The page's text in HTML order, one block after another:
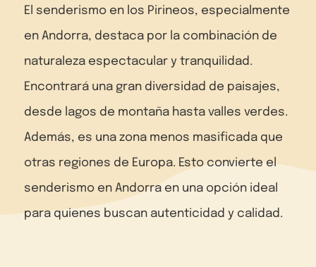
El senderismo en los Pirineos, especialmente
en Andorra, destaca por la combinación de
naturaleza espectacular y tranquilidad.
Encontrará una gran diversidad de paisajes,
desde lagos de montaña hasta valles verdes.
Además, es una zona menos masificada que
otras regiones de Europa. Esto convierte el
senderismo en Andorra en una opción ideal
para quienes buscan autenticidad y calidad.